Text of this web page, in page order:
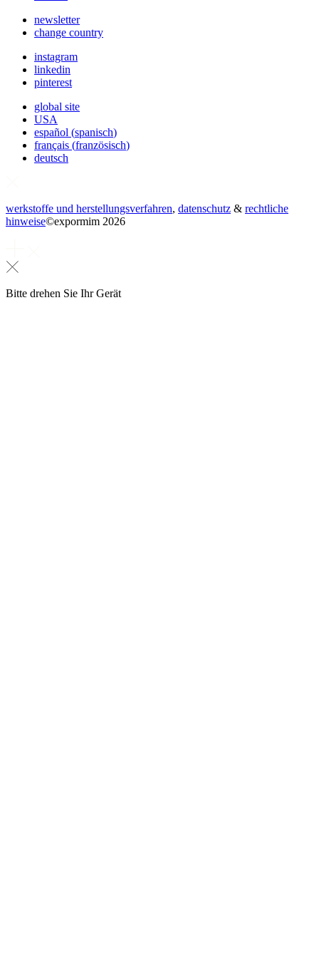
newsletter
change country
instagram
linkedin
pinterest
global site
USA
español (spanisch)
français (französisch)
deutsch
werkstoffe und herstellungsverfahren, datenschutz & rechtliche
hinweise©expormim 2026
Bitte drehen Sie Ihr Gerät